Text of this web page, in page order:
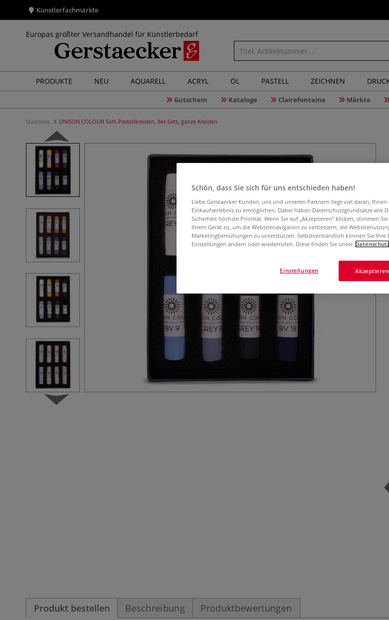
Künstlerfachmärkte
Europas größter Versandhandel für Künstlerbedarf
PRODUKTE NEU AQUARELL ACRYL ÖL PASTELL ZEICHNEN
Gutschein Kataloge Clairefontaine Märkte
Startseite UNISON COLOUR Soft-Pastellkreiden, 8er-Sets, ganze Kreiden
Produkt bestellen Beschreibung Produktbewertungen
Schön, dass Sie sich für uns entschieden haben!
Liebe Gerstaecker Kunden, uns und unseren Partnern liegt viel daran,
Einkaufserlebnis zu ermöglichen. Dabei haben Datenschutzgrundsätze wie
Sicherheit höchste Priorität. Wenn Sie auf „Akzeptieren“ klicken, stimmen
Ihrem Gerät zu, um die Websitenavigation zu verbessern, die
Marketingbemühungen zu unterstützen. Selbstverständlich können Sie
Einstellungen ändern oder wiederrufen. Diese finden Sie unter Datenschutz
Akzeptieren
Einstellungen